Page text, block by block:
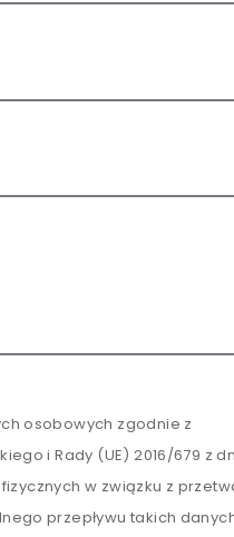
osobowych zgodnie z
i Rady (UE) 2016/679 z
w związku z
przepływu takich